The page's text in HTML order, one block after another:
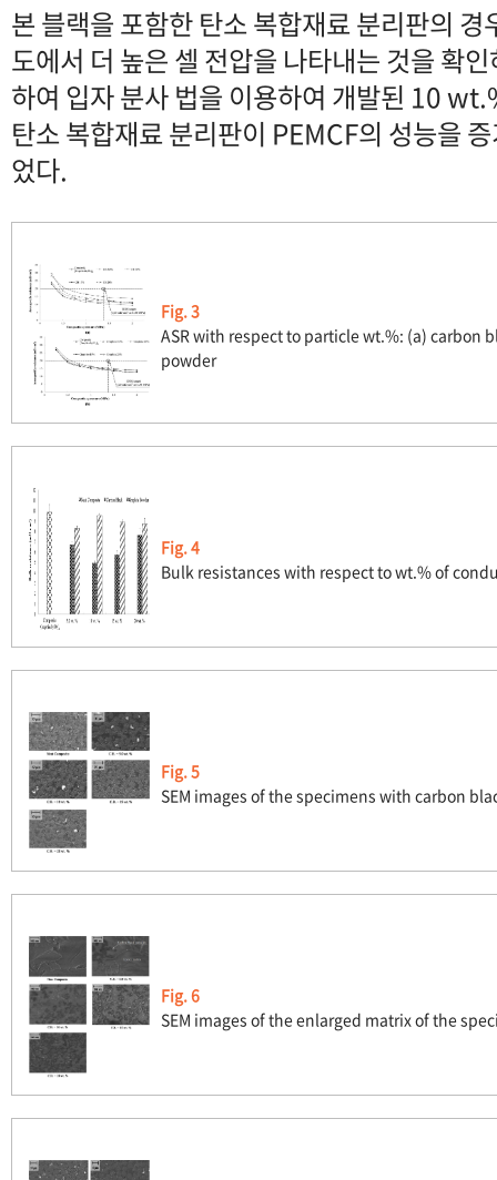
본 블랙을 포함한 탄소 복합재료 분리판의
도에서 더 높은 셀 전압을 나타내는 것을 확
하여 입자 분사 법을 이용하여 개발된 10
탄소 복합재료 분리판이 PEMCF의 성능을
었다.
Fig. 3
ASR with respect to particle wt.%: (a) carbon
powder
Fig. 4
Bulk resistances with respect to wt.% of
Fig. 5
SEM images of the specimens with carbon
Fig. 6
SEM images of the enlarged matrix of the